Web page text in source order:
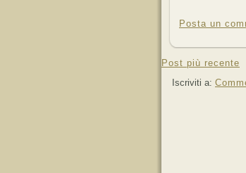
Posta un
Post più recente
Iscriviti a: